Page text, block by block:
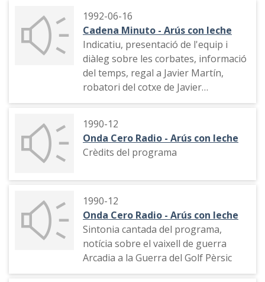
1992-06-16
Cadena Minuto - Arús con leche
Indicatiu, presentació de l'equip i
diàleg sobre les corbates, informació
del temps, regal a Javier Martín,
robatori del cotxe de Javier
Cárdenas, intervenció de Carmen
Jesús Gil i José Manuel Lara
(imitacions)
1990-12
Onda Cero Radio - Arús con leche
Crèdits del programa
1990-12
Onda Cero Radio - Arús con leche
Sintonia cantada del programa,
notícia sobre el vaixell de guerra
Arcadia a la Guerra del Golf Pèrsic